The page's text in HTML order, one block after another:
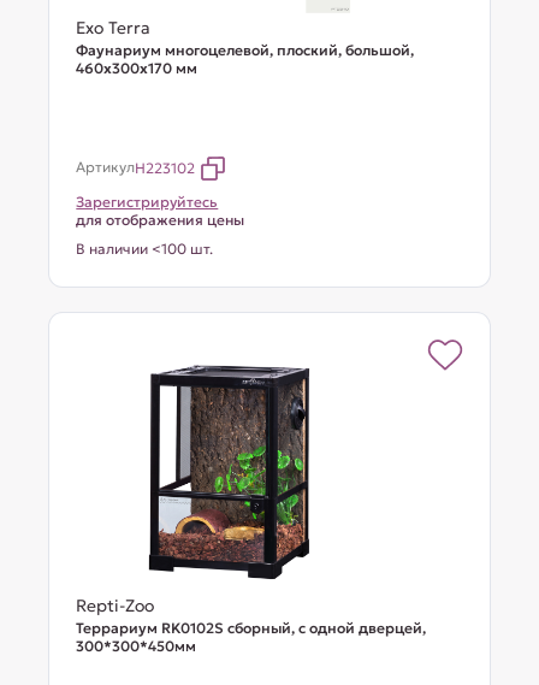
Exo Terra
Фаунариум многоцелевой, плоский, большой,
460х300х170 мм
АртикулH223102
Зарегистрируйтесь
для отображения цены
В наличии <100 шт.
Repti-Zoo
Террариум RK0102S сборный, с одной дверцей,
300*300*450мм